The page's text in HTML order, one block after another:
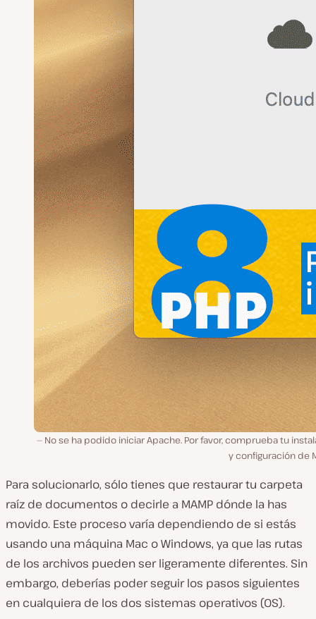
No se ha podido iniciar Apache. Por favor, comprueba tu
y configuración de
Para solucionarlo, sólo tienes que restaurar tu carpeta
raíz de documentos o decirle a MAMP dónde la has
movido. Este proceso varía dependiendo de si estás
usando una máquina Mac o Windows, ya que las rutas
de los archivos pueden ser ligeramente diferentes. Sin
embargo, deberías poder seguir los pasos siguientes
en cualquiera de los dos sistemas operativos (OS).